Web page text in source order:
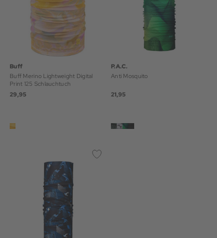
Buff
Buff Merino Lightweight Digital
Print 125 Schlauchtuch
29,95
P.A.C.
Anti Mosquito
21,95